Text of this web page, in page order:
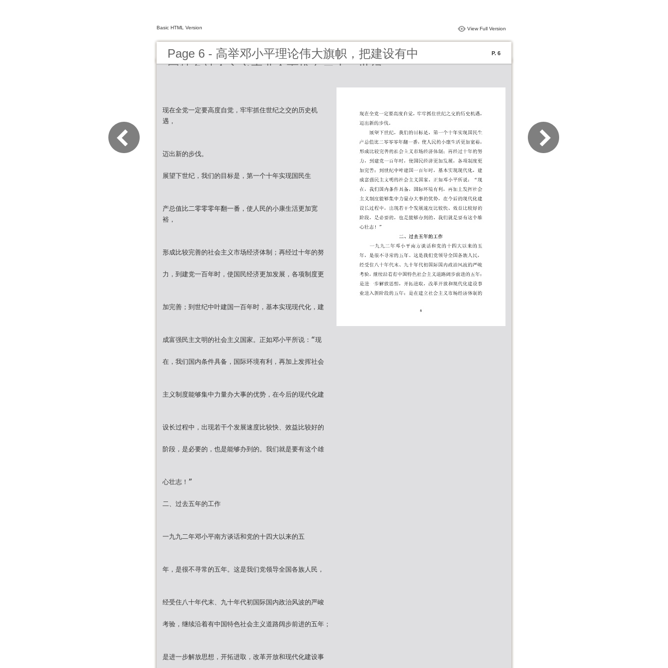
Basic HTML Version View Full Version
Page 6 - 高举邓小平理论伟大旗帜，把建设有中
国特色社会主义事业全面推向二十一世纪
P. 6
现在全党一定要高度自觉，牢牢抓住世纪之交的历史机
遇，
迈出新的步伐。
展望下世纪，我们的目标是，第一个十年实现国民生
产总值比二零零零年翻一番，使人民的小康生活更加宽
裕，
形成比较完善的社会主义市场经济体制；再经过十年的努
力，到建党一百年时，使国民经济更加发展，各项制度更
加完善；到世纪中叶建国一百年时，基本实现现代化，建
成富强民主文明的社会主义国家。正如邓小平所说：“现
在，我们国内条件具备，国际环境有利，再加上发挥社会
主义制度能够集中力量办大事的优势，在今后的现代化建
设长过程中，出现若干个发展速度比较快、效益比较好的
阶段，是必要的，也是能够办到的。我们就是要有这个雄
心壮志！”
二、过去五年的工作
一九九二年邓小平南方谈话和党的十四大以来的五
年，是很不寻常的五年。这是我们党领导全国各族人民，
经受住八十年代末、九十年代初国际国内政治风波的严峻
考验，继续沿着有中国特色社会主义道路阔步前进的五年；
是进一步解放思想，开拓进取，改革开放和现代化建设事